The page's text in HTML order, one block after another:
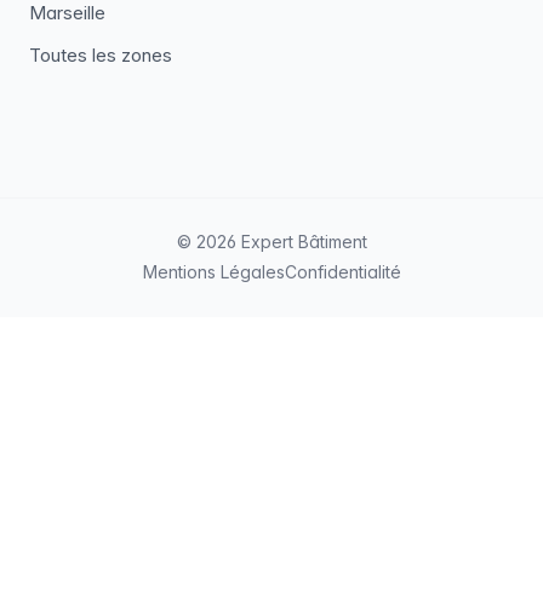
Marseille
Toutes les zones
© 2026 Expert Bâtiment
Mentions LégalesConfidentialité